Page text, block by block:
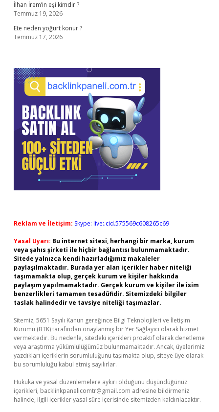
İlhan İrem’in eşi kimdir ?
Temmuz 19, 2026
Ete neden yoğurt konur ?
Temmuz 17, 2026
Reklam ve İletişim: Skype: live:.cid.575569c608265c69
Yasal Uyarı: Bu internet sitesi, herhangi bir marka, kurum
veya şahıs şirketi ile hiçbir bağlantısı bulunmamaktadır.
Sitede yalnızca kendi hazırladığımız makaleler
paylaşılmaktadır. Burada yer alan içerikler haber niteliği
taşımamakta olup, gerçek kurum ve kişiler hakkında
paylaşım yapılmamaktadır. Gerçek kurum ve kişiler ile isim
benzerlikleri tamamen tesadüfidir. Sitemizdeki bilgiler
taslak halindedir ve tavsiye niteliği taşımazlar.
Sitemiz, 5651 Sayılı Kanun gereğince Bilgi Teknolojileri ve İletişim
Kurumu (BTK) tarafından onaylanmış bir Yer Sağlayıcı olarak hizmet
vermektedir. Bu nedenle, sitedeki içerikleri proaktif olarak denetleme
veya araştırma yükümlülüğümüz bulunmamaktadır. Ancak, üyelerimiz
yazdıkları içeriklerin sorumluluğunu taşımakta olup, siteye üye olarak
bu sorumluluğu kabul etmiş sayılırlar.
Hukuka ve yasal düzenlemelere aykırı olduğunu düşündüğünüz
içerikleri, backlinkpanelicomtr@gmail.com adresine bildirmeniz
halinde, ilgili içerikler yasal süre içerisinde sitemizden kaldırılacaktır.